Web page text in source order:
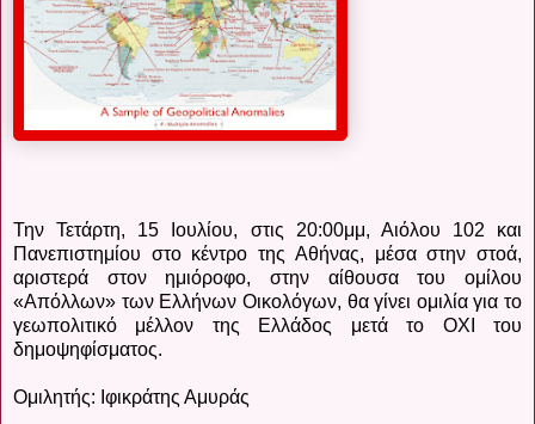
Την Τετάρτη, 15 Ιουλίου, στις 20:00μμ, Αιόλου 102 και
Πανεπιστημίου στο κέντρο της Αθήνας, μέσα στην στοά,
αριστερά στον ημιόροφο, στην αίθουσα του ομίλου
«Απόλλων» των Ελλήνων Οικολόγων, θα γίνει ομιλία για το
γεωπολιτικό μέλλον της Ελλάδος μετά το ΟΧΙ του
δημοψηφίσματος.
Ομιλητής: Ιφικράτης Αμυράς